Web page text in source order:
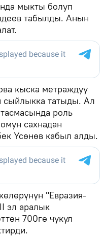
мыкты болуп
табылды. Анын
кыска метраждуу
сыйлыкка татыды. Ал
роль
сахнадан
Үсөнөв кабыл алды.
"Евразия-
эл аралык
700гө чукул